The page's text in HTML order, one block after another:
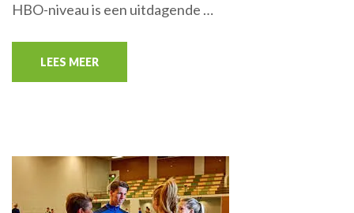
HBO-niveau is een uitdagende …
LEES MEER